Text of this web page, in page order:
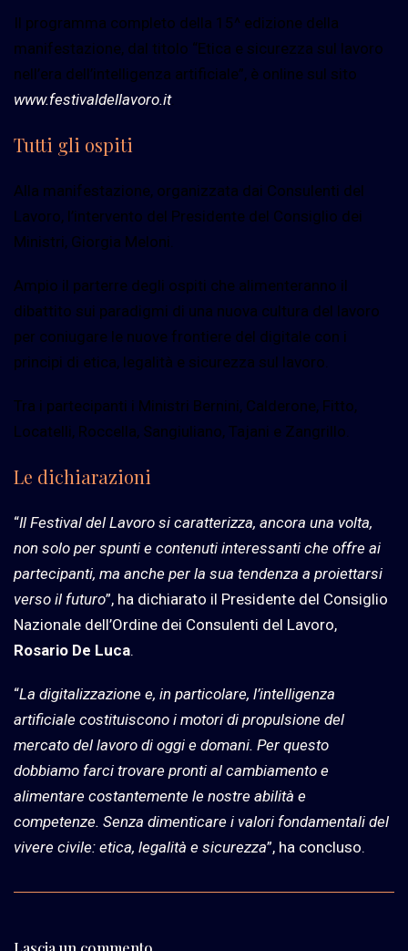
Il programma completo della 15^ edizione della
manifestazione, dal titolo “Etica e sicurezza sul lavoro
nell’era dell’intelligenza artificiale”, è online sul sito
www.festivaldellavoro.it.
Tutti gli ospiti
Alla manifestazione, organizzata dai Consulenti del
Lavoro, l’intervento del Presidente del Consiglio dei
Ministri, Giorgia Meloni.
Ampio il parterre degli ospiti che alimenteranno il
dibattito sui paradigmi di una nuova cultura del lavoro
per coniugare le nuove frontiere del digitale con i
principi di etica, legalità e sicurezza sul lavoro.
Tra i partecipanti i Ministri Bernini, Calderone, Fitto,
Locatelli, Roccella, Sangiuliano, Tajani e Zangrillo.
Le dichiarazioni
“Il Festival del Lavoro si caratterizza, ancora una volta,
non solo per spunti e contenuti interessanti che offre ai
partecipanti, ma anche per la sua tendenza a proiettarsi
verso il futuro”, ha dichiarato il Presidente del Consiglio
Nazionale dell’Ordine dei Consulenti del Lavoro,
Rosario De Luca.
“La digitalizzazione e, in particolare, l’intelligenza
artificiale costituiscono i motori di propulsione del
mercato del lavoro di oggi e domani. Per questo
dobbiamo farci trovare pronti al cambiamento e
alimentare costantemente le nostre abilità e
competenze. Senza dimenticare i valori fondamentali del
vivere civile: etica, legalità e sicurezza”, ha concluso.